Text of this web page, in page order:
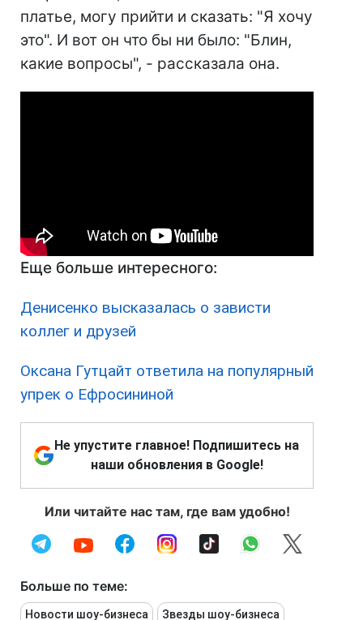
платье, могу прийти и сказать: "Я хочу
это". И вот он что бы ни было: "Блин,
какие вопросы", - рассказала она.
Еще больше интересного:
Денисенко высказалась о зависти
коллег и друзей
Оксана Гутцайт ответила на популярный
упрек о Ефросининой
Не упустите главное! Подпишитесь на
наши обновления в Google!
Или читайте нас там, где вам удобно!
Больше по теме:
Новости шоу-бизнеса Звезды шоу-бизнеса